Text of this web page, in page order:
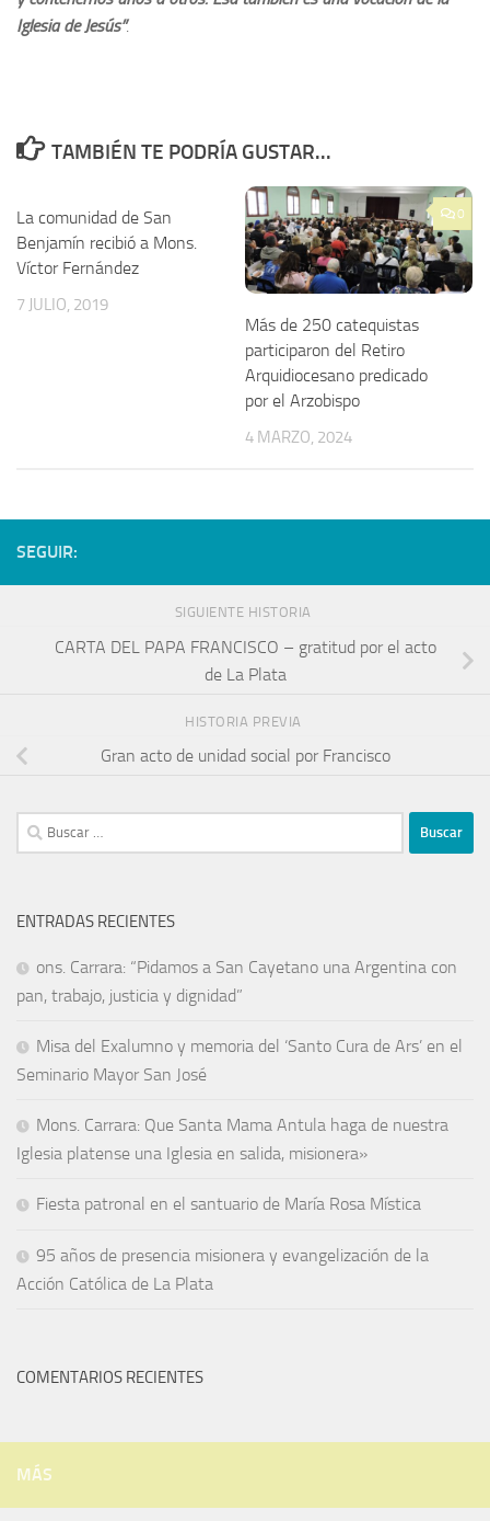
Iglesia de Jesús”.
TAMBIÉN TE PODRÍA GUSTAR...
La comunidad de San
Benjamín recibió a Mons.
Víctor Fernández
7 JULIO, 2019
0
Más de 250 catequistas
participaron del Retiro
Arquidiocesano predicado
por el Arzobispo
4 MARZO, 2024
SEGUIR:
SIGUIENTE HISTORIA
CARTA DEL PAPA FRANCISCO – gratitud por el acto
de La Plata
HISTORIA PREVIA
Gran acto de unidad social por Francisco
ENTRADAS RECIENTES
ons. Carrara: “Pidamos a San Cayetano una Argentina con
pan, trabajo, justicia y dignidad”
Misa del Exalumno y memoria del ‘Santo Cura de Ars’ en el
Seminario Mayor San José
Mons. Carrara: Que Santa Mama Antula haga de nuestra
Iglesia platense una Iglesia en salida, misionera»
Fiesta patronal en el santuario de María Rosa Mística
95 años de presencia misionera y evangelización de la
Acción Católica de La Plata
COMENTARIOS RECIENTES
MÁS